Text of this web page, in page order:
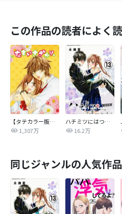
この作品の読者によく
【タテカラー版】なまいきざかり。
1,307万
ハチミツにはつこい
16.2万
同じジャンルの人気作品